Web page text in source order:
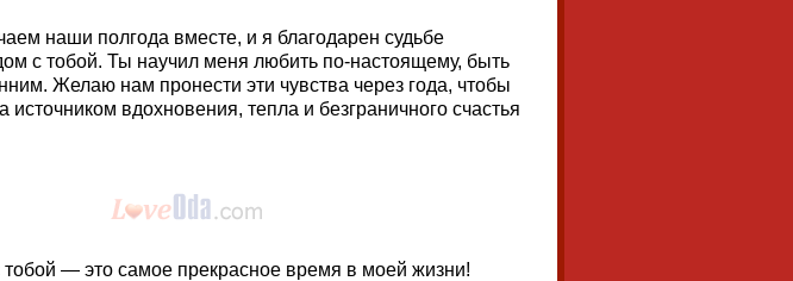
наши полгода вместе, и я благодарен судьбе
с тобой. Ты научил меня любить по-настоящему, быть
Желаю нам пронести эти чувства через года, чтобы
вдохновения, тепла и безграничного счастья
тобой — это самое прекрасное время в моей жизни!